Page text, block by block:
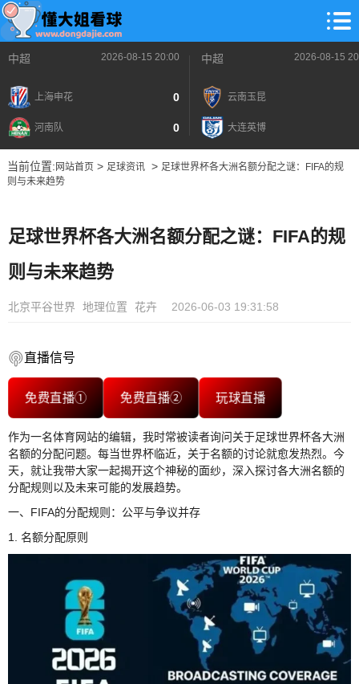
中超 2026-08-15 20:00
上海申花 0
河南队 0
中超 2026-08-15
云南玉昆
大连英博
当前位置: 网站首页> 足球资讯> 足球世界杯各大洲名额分配之谜：FIFA的规
则与未来趋势
足球世界杯各大洲名额分配之谜：FIFA的规
则与未来趋势
北京平谷世界 地理位置 花卉 2026-06-03 19:31:58
直播信号
免费直播① 免费直播② 玩球直播
作为一名体育网站的编辑，我时常被读者询问关于足球世界杯各大洲
名额的分配问题。每当世界杯临近，关于名额的讨论就愈发热烈。今
天，就让我带大家一起揭开这个神秘的面纱，深入探讨各大洲名额的
分配规则以及未来可能的发展趋势。
一、FIFA的分配规则：公平与争议并存
1. 名额分配原则